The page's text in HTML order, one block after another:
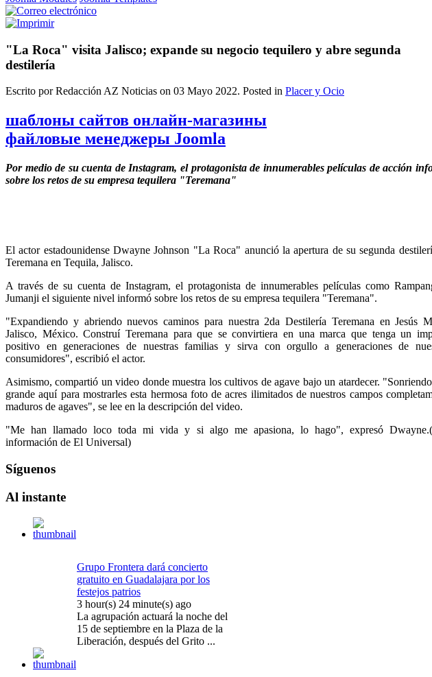
"La Roca" visita Jalisco; expande su negocio tequilero y abre segunda
destilería
Escrito por Redacción AZ Noticias on 03 Mayo 2022. Posted in Placer y Ocio
шаблоны сайтов онлайн-магазины
файловые менеджеры Joomla
Por medio de su cuenta de Instagram, el protagonista de innumerables películas de acción
sobre los retos de su empresa tequilera "Teremana"
El actor estadounidense Dwayne Johnson "La Roca" anunció la apertura de su segunda
Teremana en Tequila, Jalisco.
A través de su cuenta de Instagram, el protagonista de innumerables películas como
Jumanji el siguiente nivel informó sobre los retos de su empresa tequilera "Teremana".
"Expandiendo y abriendo nuevos caminos para nuestra 2da Destilería Teremana en Jesús
Jalisco, México. Construí Teremana para que se convirtiera en una marca que tenga un
positivo en generaciones de nuestras familias y sirva con orgullo a generaciones de
consumidores", escribió el actor.
Asimismo, compartió un video donde muestra los cultivos de agave bajo un atardecer.
grande aquí para mostrarles esta hermosa foto de acres ilimitados de nuestros campos
maduros de agaves", se lee en la descripción del video.
"Me han llamado loco toda mi vida y si algo me apasiona, lo hago", expresó
información de El Universal)
Síguenos
Al instante
Grupo Frontera dará concierto
gratuito en Guadalajara por los
festejos patrios
3 hour(s) 24 minute(s) ago
La agrupación actuará la noche del
15 de septiembre en la Plaza de la
Liberación, después del Grito ...